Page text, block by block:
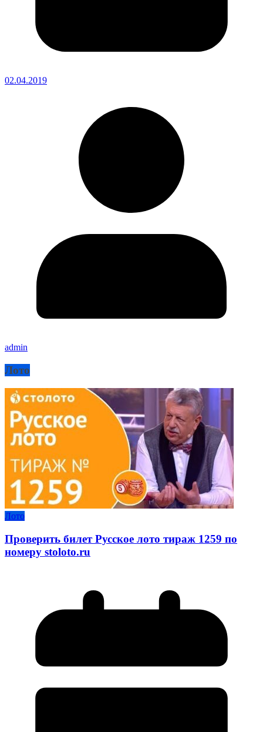
02.04.2019
admin
Лото
Лото
Проверить билет Русское лото тираж 1259 по
номеру stoloto.ru